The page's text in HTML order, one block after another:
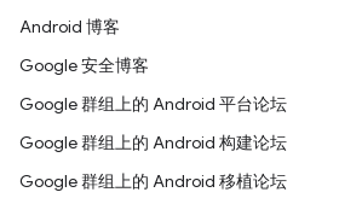
Android 博客
Google 安全博客
Google 群组上的 Android 平台论坛
Google 群组上的 Android 构建论坛
Google 群组上的 Android 移植论坛